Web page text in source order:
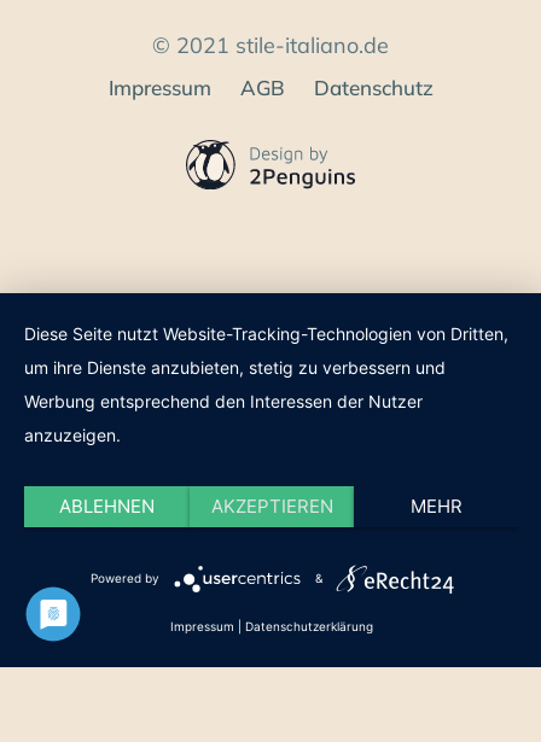
© 2021 stile-italiano.de
Impressum AGB Datenschutz
Diese Seite nutzt Website-Tracking-Technologien von Dritten,
um ihre Dienste anzubieten, stetig zu verbessern und
Werbung entsprechend den Interessen der Nutzer
anzuzeigen.
ABLEHNEN AKZEPTIEREN MEHR
Powered by &
Impressum Datenschutzerklärung